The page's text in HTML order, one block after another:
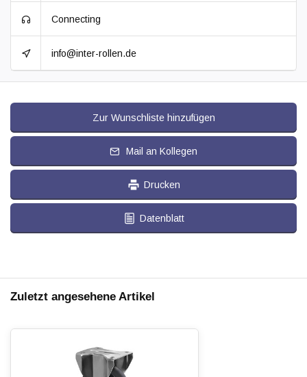
Connecting
info@inter-rollen.de
Zur Wunschliste hinzufügen
Mail an Kollegen
Drucken
Datenblatt
Zuletzt angesehene Artikel